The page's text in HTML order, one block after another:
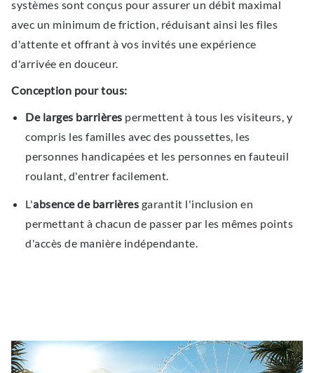
systèmes sont conçus pour assurer un débit maximal
avec un minimum de friction, réduisant ainsi les files
d'attente et offrant à vos invités une expérience
d'arrivée en douceur.
Conception pour tous:
De larges barrières permettent à tous les visiteurs, y
compris les familles avec des poussettes, les
personnes handicapées et les personnes en fauteuil
roulant, d'entrer facilement.
L'absence de barrières garantit l'inclusion en
permettant à chacun de passer par les mêmes points
d'accès de manière indépendante.